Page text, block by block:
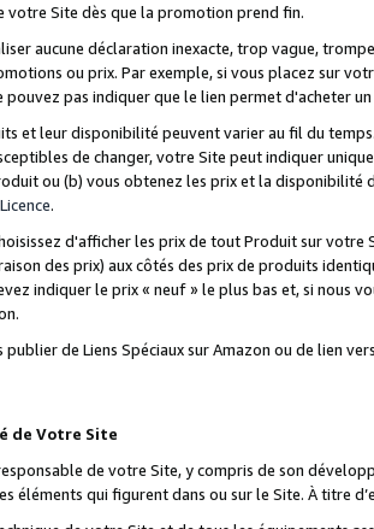
votre Site dès que la promotion prend fin.
aucune déclaration inexacte, trop vague,
ou prix. Par exemple, si vous placez sur
pouvez pas indiquer que le lien permet d'acheter
et leur disponibilité peuvent varier au fil du
de changer, votre Site peut indiquer
ou (b) vous obtenez les prix et la disponibilité
Licence.
d'afficher les prix de tout Produit sur
des prix) aux côtés des prix de produits
indiquer le prix « neuf » le plus bas et, si nous
publier de Liens Spéciaux sur Amazon ou de lien
de Votre Site
de votre Site, y compris de son
éléments qui figurent dans ou sur le Site. À titre